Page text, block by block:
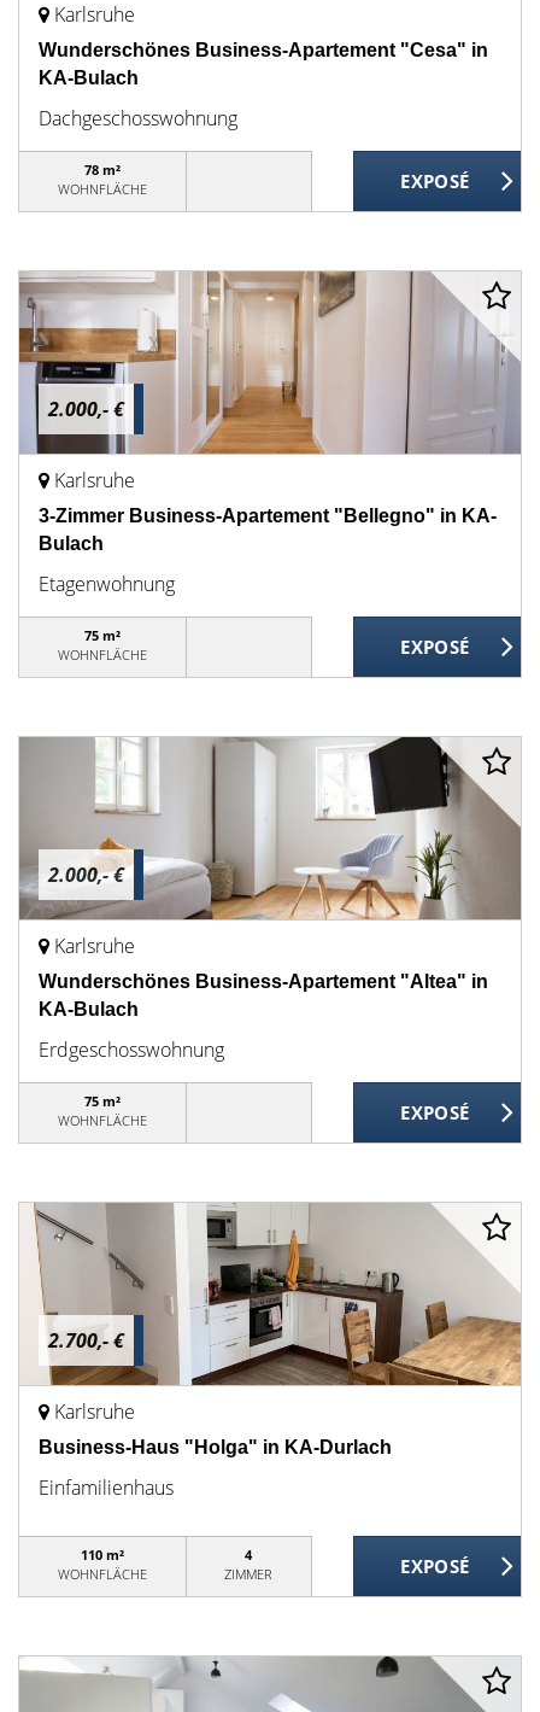
Karlsruhe
Wunderschönes Business-Apartement "Cesa" in
KA-Bulach
Dachgeschosswohnung
78 m²
WOHNFLÄCHE
2.000,- €
Karlsruhe
3-Zimmer Business-Apartement "Bellegno" in KA-
Bulach
Etagenwohnung
75 m²
WOHNFLÄCHE
2.000,- €
Karlsruhe
Wunderschönes Business-Apartement "Altea" in
KA-Bulach
Erdgeschosswohnung
75 m²
WOHNFLÄCHE
2.700,- €
Karlsruhe
Business-Haus "Holga" in KA-Durlach
Einfamilienhaus
110 m²
WOHNFLÄCHE
4
ZIMMER